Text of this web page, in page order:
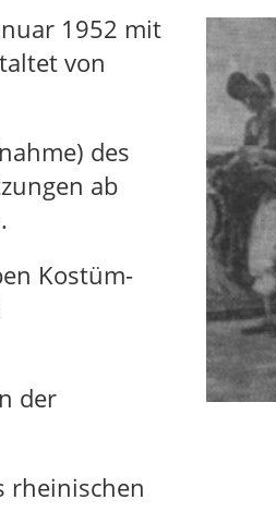
1952 mit
von
des
ab
Kostüm-
der
rheinischen